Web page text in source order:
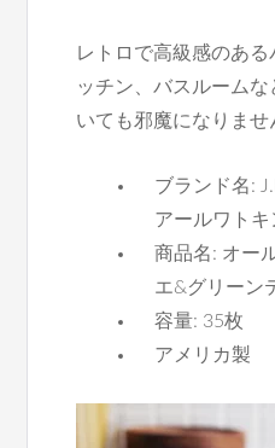
レトロで高級感のあ
ッチン、バスルーム
いても邪魔になりませ
ブランド名:
アールワトキ
商品名: オー
エ&グリーン
容量: 35枚
アメリカ製